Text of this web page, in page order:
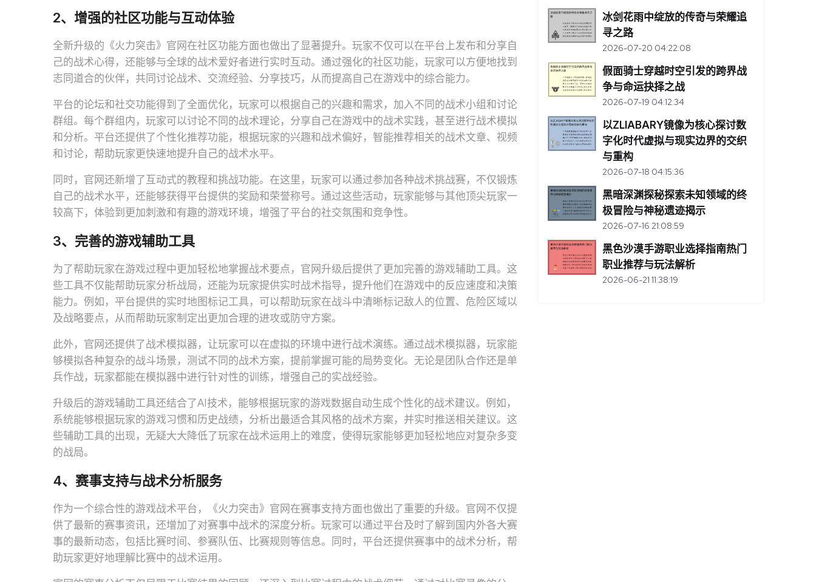
2、增强的社区功能与互动体验
全新升级的《火力突击》官网在社区功能方面也做出了显著提升。玩家不仅可以在平台上发布和分享自
己的战术心得，还能够与全球的战术爱好者进行实时互动。通过强化的社区功能，玩家可以方便地找到
志同道合的伙伴，共同讨论战术、交流经验、分享技巧，从而提高自己在游戏中的综合能力。
平台的论坛和社交功能得到了全面优化，玩家可以根据自己的兴趣和需求，加入不同的战术小组和讨论
群组。每个群组内，玩家可以讨论不同的战术理论，分享自己在游戏中的战术实践，甚至进行战术模拟
和分析。平台还提供了个性化推荐功能，根据玩家的兴趣和战术偏好，智能推荐相关的战术文章、视频
和讨论，帮助玩家更快速地提升自己的战术水平。
同时，官网还新增了互动式的教程和挑战功能。在这里，玩家可以通过参加各种战术挑战赛，不仅锻炼
自己的战术水平，还能够获得平台提供的奖励和荣誉称号。通过这些活动，玩家能够与其他顶尖玩家一
较高下，体验到更加刺激和有趣的游戏环境，增强了平台的社交氛围和竞争性。
3、完善的游戏辅助工具
为了帮助玩家在游戏过程中更加轻松地掌握战术要点，官网升级后提供了更加完善的游戏辅助工具。这
些工具不仅能帮助玩家分析战局，还能为玩家提供实时战术指导，提升他们在游戏中的反应速度和决策
能力。例如，平台提供的实时地图标记工具，可以帮助玩家在战斗中清晰标记敌人的位置、危险区域以
及战略要点，从而帮助玩家制定出更加合理的进攻或防守方案。
此外，官网还提供了战术模拟器，让玩家可以在虚拟的环境中进行战术演练。通过战术模拟器，玩家能
够模拟各种复杂的战斗场景，测试不同的战术方案，提前掌握可能的局势变化。无论是团队合作还是单
兵作战，玩家都能在模拟器中进行针对性的训练，增强自己的实战经验。
升级后的游戏辅助工具还结合了AI技术，能够根据玩家的游戏数据自动生成个性化的战术建议。例如，
系统能够根据玩家的游戏习惯和历史战绩，分析出最适合其风格的战术方案，并实时推送相关建议。这
些辅助工具的出现，无疑大大降低了玩家在战术运用上的难度，使得玩家能够更加轻松地应对复杂多变
的战局。
4、赛事支持与战术分析服务
作为一个综合性的游戏战术平台，《火力突击》官网在赛事支持方面也做出了重要的升级。官网不仅提
供了最新的赛事资讯，还增加了对赛事中战术的深度分析。玩家可以通过平台及时了解到国内外各大赛
事的最新动态，包括比赛时间、参赛队伍、比赛规则等信息。同时，平台还提供赛事中的战术分析，帮
助玩家更好地理解比赛中的战术运用。
冰剑花雨中绽放的传奇与荣耀追
寻之路
2026-07-20 04:22:08
假面骑士穿越时空引发的跨界战
争与命运抉择之战
2026-07-19 04:12:34
以ZLIABARY镜像为核心探讨数
字化时代虚拟与现实边界的交织
与重构
2026-07-18 04:15:36
黑暗深渊探秘探索未知领域的终
极冒险与神秘遗迹揭示
2026-07-16 21:08:59
黑色沙漠手游职业选择指南热门
职业推荐与玩法解析
2026-06-21 11:38:19